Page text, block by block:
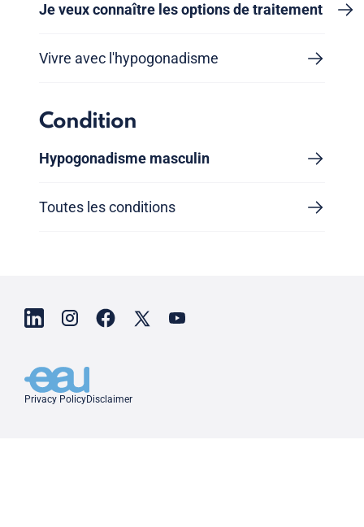
Je veux connaître les options de traitement
Vivre avec l'hypogonadisme
Condition
Hypogonadisme masculin
Toutes les conditions
Privacy PolicyDisclaimer